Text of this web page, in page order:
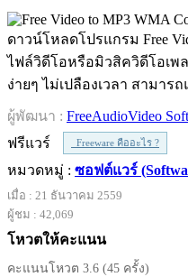
ดาวน์โหลดโปรแกรม Free
ไฟล์วิดีโอหรือมิวสิควิดีโอเพ
ง่ายๆ ไม่เปลืองเวลา สามา
ผู้พัฒนา : FreeAudioVideo
ฟรีแวร์
Freeware คืออะไร ?
หมวดหมู่ : ซอฟต์แวร์
เมื่อ : 21 ธันวาคม 2559
ผู้ชม : 42,069
โหวตให้คะแนน
คะแนนโหวต 3.6 (45 ครั้ง)